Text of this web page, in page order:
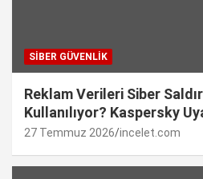
SIBER GÜVENLIK
Reklam Verileri Siber
Kullanılıyor? Kaspersky
27 Temmuz 2026 incelet.com